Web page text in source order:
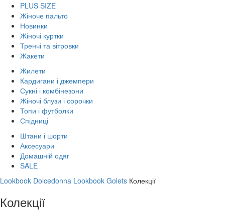
PLUS SIZE
Жіноче пальто
Новинки
Жіночі куртки
Тренчі та вітровки
Жакети
Жилети
Кардигани і джемпери
Сукні і комбінезони
Жіночі блузи і сорочки
Топи і футболки
Спідниці
Штани і шорти
Аксесуари
Домашній одяг
SALE
Lookbook Dolcedonna Lookbook Golets Колекції
Колекції